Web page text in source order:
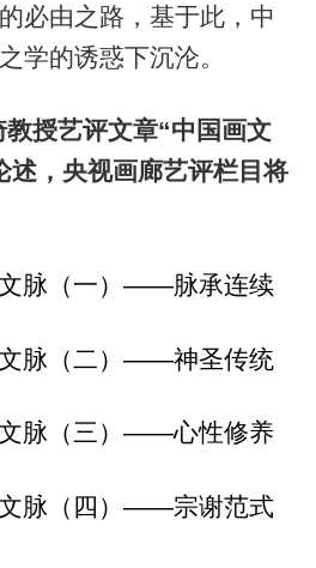
必由之路，基于此，中
学的诱惑下沉沦。
授艺评文章“中国画文
述，央视画廊艺评栏目将
脉（一）——脉承连续
脉（二）——神圣传统
脉（三）——心性修养
脉（四）——宗谢范式